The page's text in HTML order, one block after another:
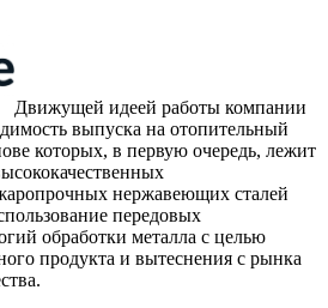
Движущей идеей работы компании
выпуска на отопительный
которых, в первую очередь, лежит
нержавеющих сталей
передовых
обработки металла с целью
продукта и вытеснения с рынка